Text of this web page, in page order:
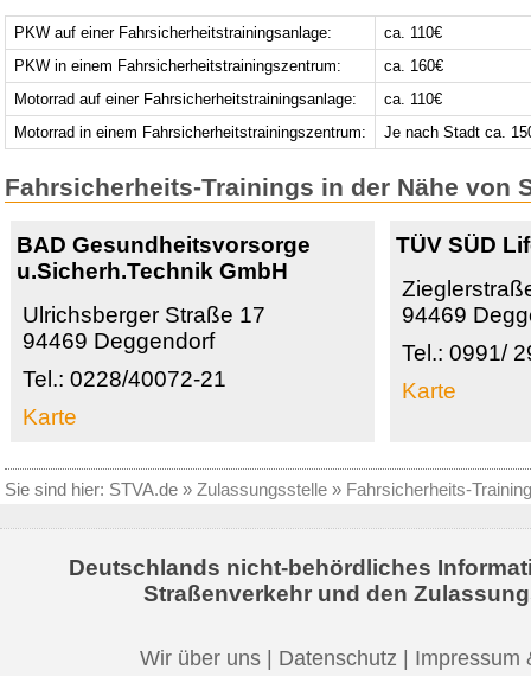
PKW auf einer Fahrsicherheitstrainingsanlage:
ca. 110€
PKW in einem Fahrsicherheitstrainingszentrum:
ca. 160€
Motorrad auf einer Fahrsicherheitstrainingsanlage:
ca. 110€
Motorrad in einem Fahrsicherheitstrainingszentrum:
Je nach Stadt ca.
Fahrsicherheits-Trainings in der Nähe von
BAD Gesundheitsvorsorge
u.Sicherh.Technik GmbH
Ulrichsberger Straße 17
94469 Deggendorf
Tel.: 0228/40072-21
Karte
TÜV SÜD
94469
Tel.: 0991/
Karte
Sie sind hier: STVA.de » Zulassungsstelle » Fahrsicherheits-
Deutschlands nicht-behördliches
Straßenverkehr und den
Wir über uns | Datenschutz | Impressum